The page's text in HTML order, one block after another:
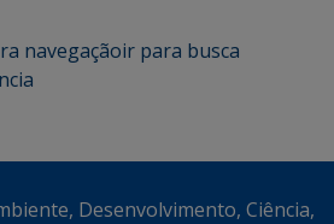
navegaçãoir para busca
Desenvolvimento, Ciência,